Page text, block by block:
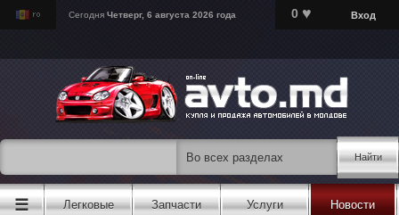
Сегодня Четверг, 6 августа 2026 года 0 ♥ Вход
Найти
☰ Легковые Запчасти Услуги Новости